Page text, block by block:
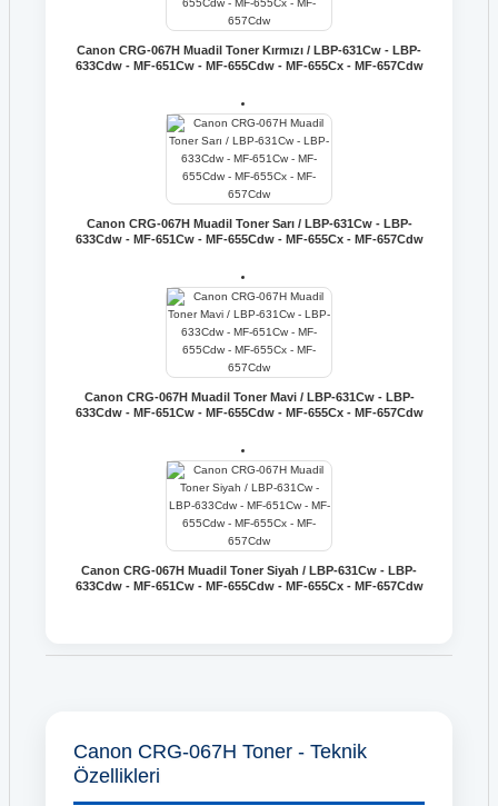
Canon CRG-067H Muadil Toner Kırmızı / LBP-631Cw - LBP-
633Cdw - MF-651Cw - MF-655Cdw - MF-655Cx - MF-657Cdw
Canon CRG-067H Muadil Toner Sarı / LBP-631Cw - LBP-
633Cdw - MF-651Cw - MF-655Cdw - MF-655Cx - MF-657Cdw
Canon CRG-067H Muadil Toner Mavi / LBP-631Cw - LBP-
633Cdw - MF-651Cw - MF-655Cdw - MF-655Cx - MF-657Cdw
Canon CRG-067H Muadil Toner Siyah / LBP-631Cw - LBP-
633Cdw - MF-651Cw - MF-655Cdw - MF-655Cx - MF-657Cdw
Canon CRG-067H Toner - Teknik
Özellikleri